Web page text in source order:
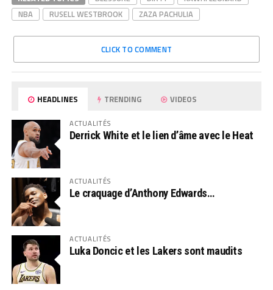
NBA
RUSELL WESTBROOK ZAZA PACHULIA
CLICK TO COMMENT
HEADLINES TRENDING VIDEOS
ACTUALITÉS
Derrick White et le lien d’âme avec le Heat
ACTUALITÉS
Le craquage d’Anthony Edwards…
ACTUALITÉS
Luka Doncic et les Lakers sont maudits